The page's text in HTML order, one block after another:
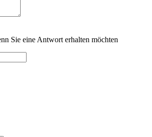
Sie eine Antwort erhalten möchten